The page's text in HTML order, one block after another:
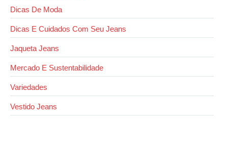
Dicas De Moda
Dicas E Cuidados Com Seu Jeans
Jaqueta Jeans
Mercado E Sustentabilidade
Variedades
Vestido Jeans